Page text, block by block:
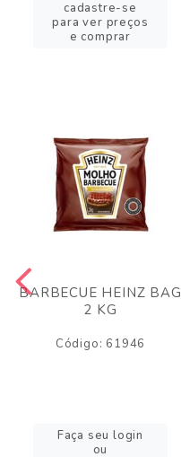
cadastre-se
para ver preços
e comprar
BARBECUE HEINZ BAG
2 KG
Código: 61946
Faça seu login
ou